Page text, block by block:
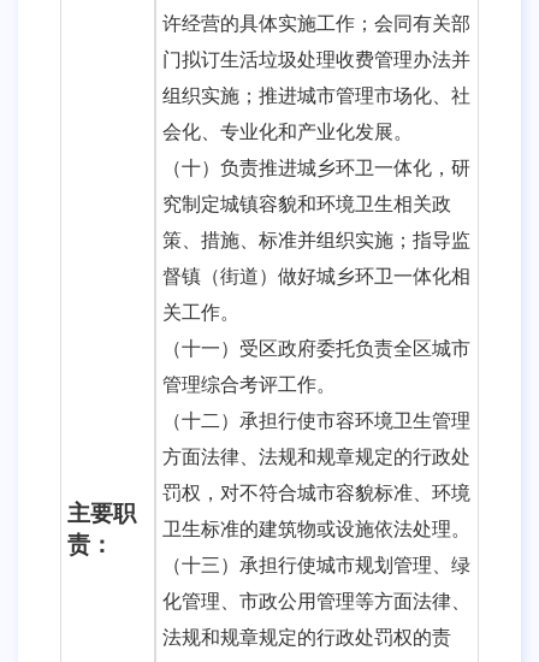
主要职
责：
许经营的具体实施工作；会同有关部
门拟订生活垃圾处理收费管理办法并
组织实施；推进城市管理市场化、社
会化、专业化和产业化发展。
（十）负责推进城乡环卫一体化，研
究制定城镇容貌和环境卫生相关政
策、措施、标准并组织实施；指导监
督镇（街道）做好城乡环卫一体化相
关工作。
（十一）受区政府委托负责全区城市
管理综合考评工作。
（十二）承担行使市容环境卫生管理
方面法律、法规和规章规定的行政处
罚权，对不符合城市容貌标准、环境
卫生标准的建筑物或设施依法处理。
（十三）承担行使城市规划管理、绿
化管理、市政公用管理等方面法律、
法规和规章规定的行政处罚权的责